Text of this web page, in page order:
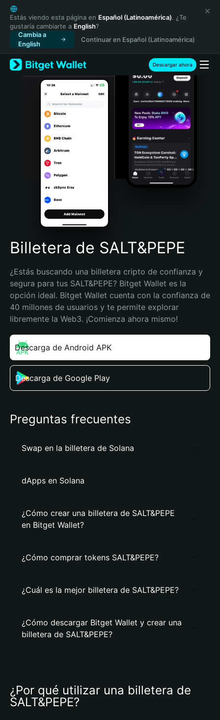
English
日本語
Tiếng Việt
Русский
Español (Latinoamérica)
Türkçe
Italiano
Português (Portugal)
Bahasa Indonesia
Português (Brasil)
Español (Argentina)
Estás viendo esta página en Español (Latinoamérica). ¿Te
gustaría cambiarte a English?
Cambia a
English
Continuar en Español (Latinoamérica)
Descargar ahora
Billetera de SALT&PEPE
¿Estás buscando una billetera cripto de confianza y
segura para tus SALT&PEPE? Bitget Wallet es la
opción ideal. Bitget Wallet cuenta con la confianza de
40 millones de usuarios y te permite explorar
libremente la Web3. ¡Comienza ahora mismo!
Descarga de Android APK
Descarga de Google Play
Preguntas frecuentes
Swap en la billetera de Solana
dApps en Solana
¿Cómo crear una billetera de SALT&PEPE
en Bitget Wallet?
¿Cómo comprar tokens SALT&PEPE?
¿Cuál es la mejor billetera de SALT&PEPE?
¿Cómo descargar Bitget Wallet y crear una
billetera de SALT&PEPE?
¿Por qué utilizar una billetera de
SALT&PEPE?